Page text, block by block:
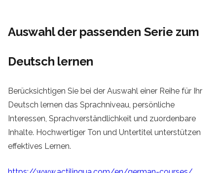
Auswahl der passenden Serie zum
Deutsch lernen
Berücksichtigen Sie bei der Auswahl einer Reihe für Ihr
Deutsch lernen das Sprachniveau, persönliche
Interessen, Sprachverständlichkeit und zuordenbare
Inhalte. Hochwertiger Ton und Untertitel unterstützen
effektives Lernen.